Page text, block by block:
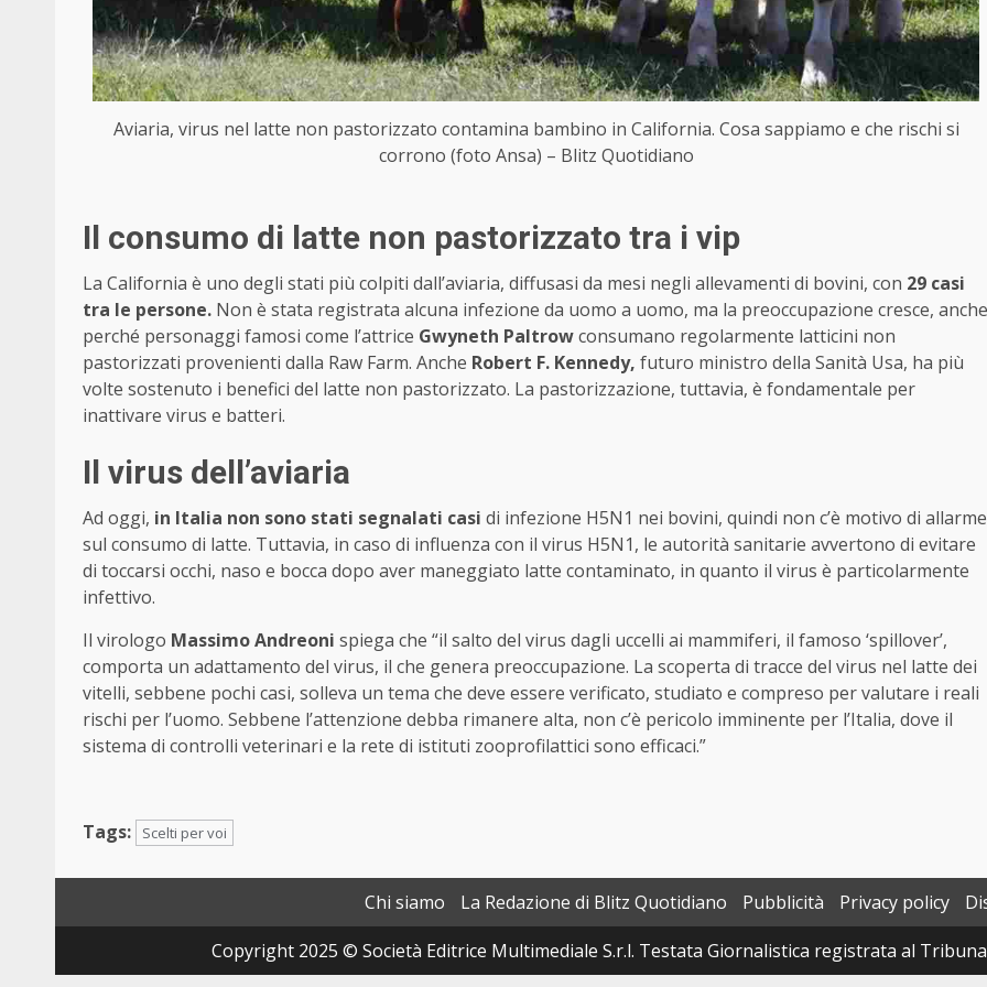
Aviaria, virus nel latte non pastorizzato contamina bambino in California. Cosa sappiamo e che rischi si
corrono (foto Ansa) – Blitz Quotidiano
Il consumo di latte non pastorizzato tra i vip
La California è uno degli stati più colpiti dall’aviaria, diffusasi da mesi negli allevamenti di bovini, con 29 casi
tra le persone. Non è stata registrata alcuna infezione da uomo a uomo, ma la preoccupazione cresce, anche
perché personaggi famosi come l’attrice Gwyneth Paltrowconsumano regolarmente latticini non
pastorizzati provenienti dalla Raw Farm. Anche Robert F. Kennedy, futuro ministro della Sanità Usa, ha più
volte sostenuto i benefici del latte non pastorizzato. La pastorizzazione, tuttavia, è fondamentale per
inattivare virus e batteri.
Il virus dell’aviaria
Ad oggi, in Italia non sono stati segnalati casi di infezione H5N1 nei bovini, quindi non c’è motivo di allarme
sul consumo di latte. Tuttavia, in caso di influenza con il virus H5N1, le autorità sanitarie avvertono di evitare
di toccarsi occhi, naso e bocca dopo aver maneggiato latte contaminato, in quanto il virus è particolarmente
infettivo.
Il virologo Massimo Andreoni spiega che “il salto del virus dagli uccelli ai mammiferi, il famoso ‘spillover’,
comporta un adattamento del virus, il che genera preoccupazione. La scoperta di tracce del virus nel latte dei
vitelli, sebbene pochi casi, solleva un tema che deve essere verificato, studiato e compreso per valutare i reali
rischi per l’uomo. Sebbene l’attenzione debba rimanere alta, non c’è pericolo imminente per l’Italia, dove il
sistema di controlli veterinari e la rete di istituti zooprofilattici sono efficaci.”
Tags: Scelti per voi
Chi siamo La Redazione di Blitz Quotidiano Pubblicità Privacy policy
Copyright 2025 © Società Editrice Multimediale S.r.l. Testata Giornalistica registrata al